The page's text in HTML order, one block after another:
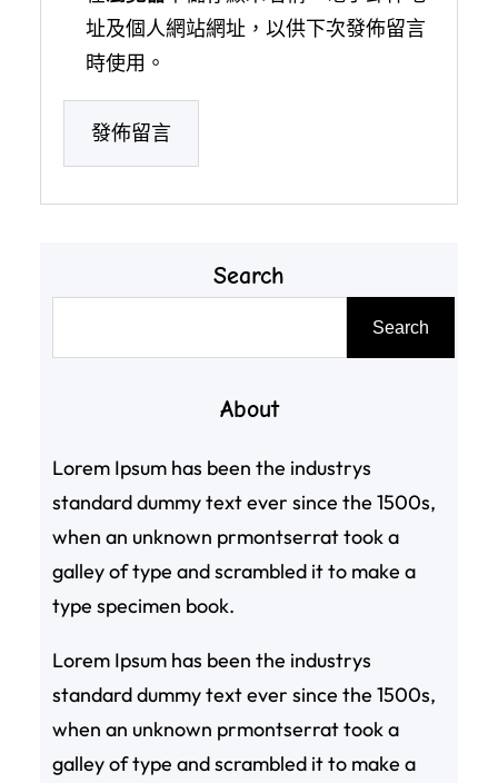
址及個人網站網址，以供下次發佈留言
時使用。
Search
Search
About
Lorem Ipsum has been the industrys
standard dummy text ever since the 1500s,
when an unknown prmontserrat took a
galley of type and scrambled it to make a
type specimen book.
Lorem Ipsum has been the industrys
standard dummy text ever since the 1500s,
when an unknown prmontserrat took a
galley of type and scrambled it to make a